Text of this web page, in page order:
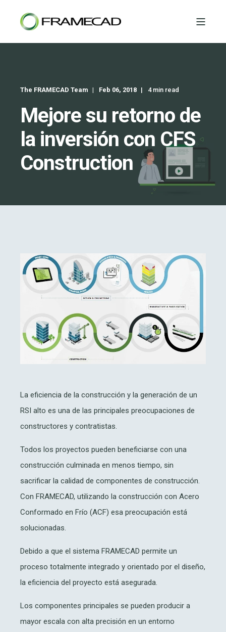
The FRAMECAD Team Feb 06, 2018 4 min read
Mejore su retorno de
la inversión con CFS
Construction
La eficiencia de la construcción y la generación de un
RSI alto es una de las principales preocupaciones de
constructores y contratistas.
Todos los proyectos pueden beneficiarse con una
construcción culminada en menos tiempo, sin
sacrificar la calidad de componentes de construcción.
Con FRAMECAD, utilizando la construcción con Acero
Conformado en Frío (ACF) esa preocupación está
solucionadas.
Debido a que el sistema FRAMECAD permite un
proceso totalmente integrado y orientado por el diseño,
la eficiencia del proyecto está asegurada.
Los componentes principales se pueden producir a
mayor escala con alta precisión en un entorno